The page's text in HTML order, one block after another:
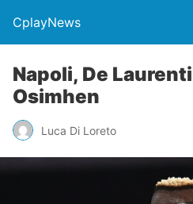
CplayNews
Napoli, De
Osimhen
Luca Di Loreto